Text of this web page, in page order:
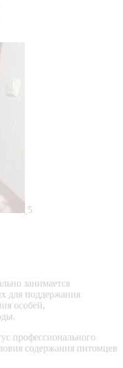
5
занимается
для поддержания
особей,
профессионального
содержания питомцев